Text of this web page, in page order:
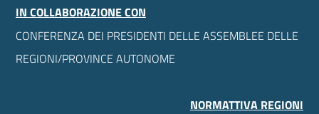
IN COLLABORAZIONE CON
CONFERENZA DEI PRESIDENTI DELLE ASSEMBLEE DELLE
REGIONI/PROVINCE AUTONOME
NORMATTIVA REGIONI